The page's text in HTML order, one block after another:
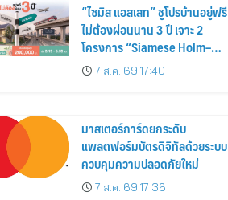
“ไซมิส แอสเสท” ชูโปรบ้านอยู่ฟรี
ไม่ต้องผ่อนนาน 3 ปี เจาะ 2
โครงการ “Siamese Holm–
Siamese Blossom” พร้อม
ส่วนลดและสิทธิพิเศษถึง 31
7 ส.ค. 69 17:40
มาสเตอร์การ์ดยกระดับ
แพลตฟอร์มบัตรดิจิทัลด้วยระบบ
ควบคุมความปลอดภัยใหม่
7 ส.ค. 69 17:36